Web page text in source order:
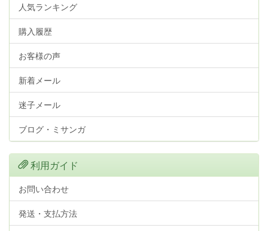
人気ランキング
購入履歴
お客様の声
新着メール
迷子メール
ブログ・ミサンガ
利用ガイド
お問い合わせ
発送・支払方法